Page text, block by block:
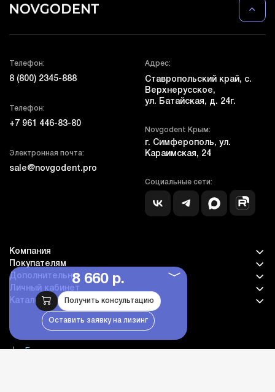
8 660 р.
Получить консультацию
Оставить заявку на лизинг
Телефон:
8 (800) 2345-888
Телефон:
+7 961 446-83-80
Электронная почта:
sale@novgodent.pro
Адрес:
Ставропольский край, с.
Верхнерусское,
ул. Батайская, д. 24г.
Novgodent Крым:
г. Симферополь, ул.
Караимская, 24
Социальные сети:
Компания
Покупателям
Дополнительно
Личный кабинет
Каталог оборудования